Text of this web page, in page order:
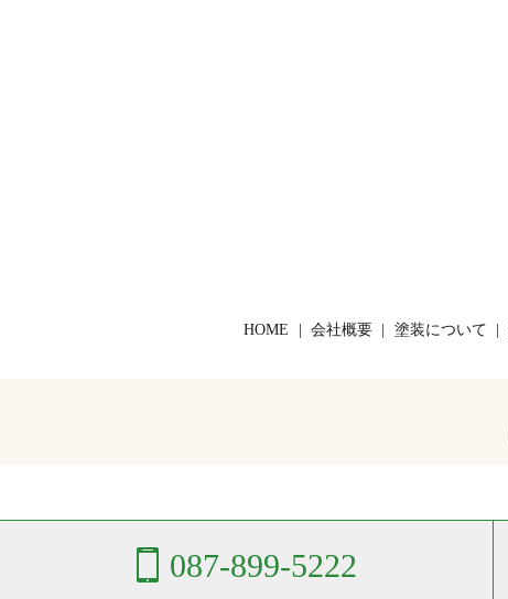
087-899-5222
HOME 会社概要 塗装について